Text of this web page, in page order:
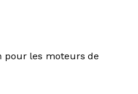
pour les moteurs de